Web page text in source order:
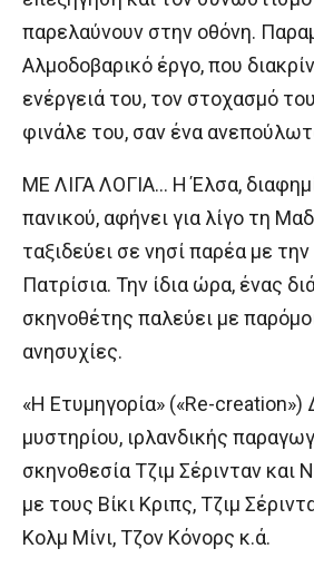
παρελαύνουν στην οθόνη.
Αλμοδοβαρικό έργο, που
ενέργειά του, τον στοχασμό
φινάλε του, σαν ένα
ΜΕ ΛΙΓΑ ΛΟΓΙΑ… Η Έλσα,
πανικού, αφήνει για λίγο τη
ταξιδεύει σε νησί παρέα με
Πατρίσια. Την ίδια ώρα, ένας
σκηνοθέτης παλεύει με
ανησυχίες.
«Η Ετυμηγορία» («Re-creation»)
μυστηρίου, ιρλανδικής
σκηνοθεσία Τζιμ Σέρινταν και
με τους Βίκι Κριπς, Τζιμ
Κολμ Μίνι, Τζον Κόνορς κ.ά.